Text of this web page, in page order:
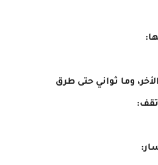
وما ثواني حتى طرق
تقف: